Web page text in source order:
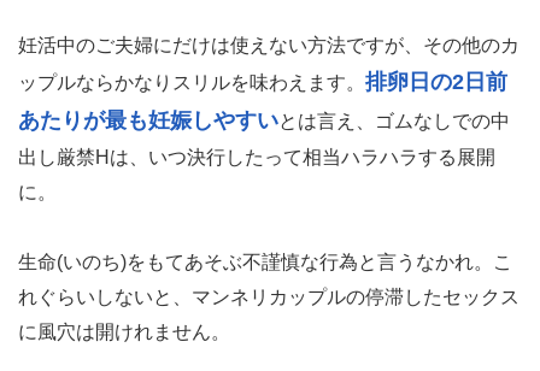
妊活中のご夫婦にだけは使えない方法ですが、その他のカ
ップルならかなりスリルを味わえます。 排卵日の2日前
あたりが最も妊娠しやすいとは言え、ゴムなしでの中
出し厳禁Hは、いつ決行したって相当ハラハラする展開
に。
生命(いのち)をもてあそぶ不謹慎な行為と言うなかれ。こ
れぐらいしないと、マンネリカップルの停滞したセックス
に風穴は開けれません。